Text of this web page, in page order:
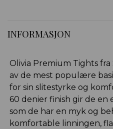
INFORMASJON
Olivia Premium Tights
av de mest populære
for sin slitestyrke og
60 denier finish gir de en
som de har en myk og
komfortable linningen,